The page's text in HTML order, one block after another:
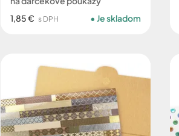
1,85 € s DPH Je skladom